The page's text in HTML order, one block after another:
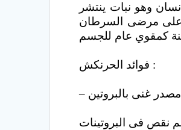
وهو نبات ينتشر
على مرضى السرطان
فوائد الحرنكش :